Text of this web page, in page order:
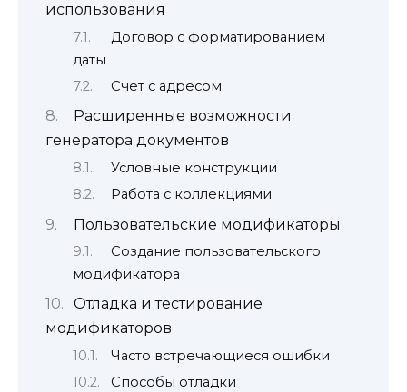
использования
Договор с форматированием
даты
Счет с адресом
Расширенные возможности
генератора документов
Условные конструкции
Работа с коллекциями
Пользовательские модификаторы
Создание пользовательского
модификатора
Отладка и тестирование
модификаторов
Часто встречающиеся ошибки
Способы отладки